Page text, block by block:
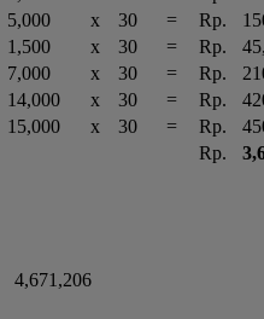
5,000 x 30 = Rp.
1,500 x 30 = Rp.
7,000 x 30 = Rp.
14,000 x 30 = Rp.
15,000 x 30 = Rp.
Rp.
4,671,206